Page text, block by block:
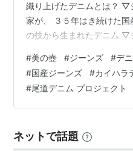
織り上げたデニムとは？ ▽
家が、 ３５年はき続けた
の技から生まれたデニム ▽
が、 はいて育てる尾道のデ
回放送日：平成29(2017)年
の壺１．着る人の人生に寄
一さん セルビッチ（ジャ
技…
#美の壺 #ジーンズ #デ
#国産ジーンズ #カイハラ
#尾道デニム プロジェクト
ネットで話題